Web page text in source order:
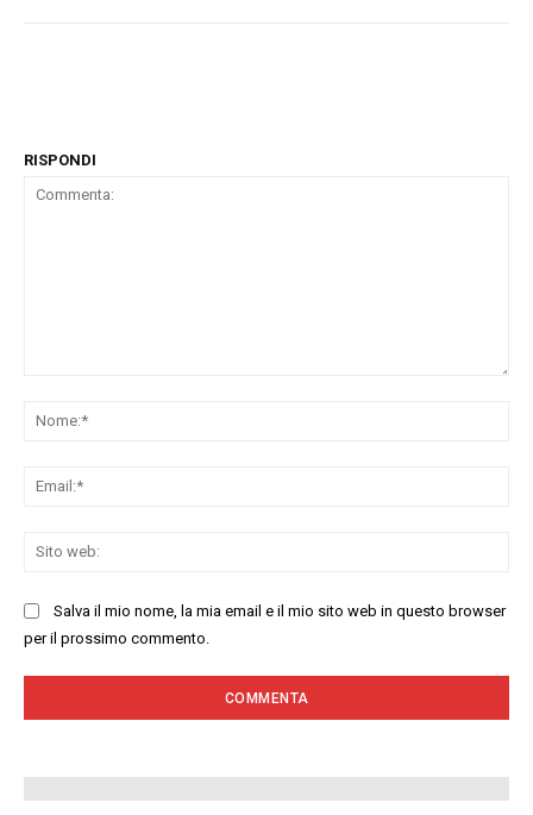
RISPONDI
Salva il mio nome, la mia email e il mio sito web in questo browser
per il prossimo commento.